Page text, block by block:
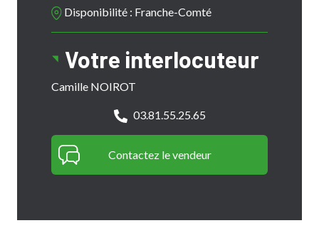
Disponibilité : Franche-Comté
Votre interlocuteur
Camille NOIROT
03.81.55.25.65
Contactez le vendeur